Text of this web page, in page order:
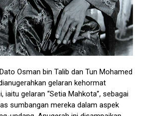
Osman bin Talib dan Tun Mohamed
gelaran kehormat
iaitu gelaran “Setia Mahkota”, sebagai
sumbangan mereka dalam aspek